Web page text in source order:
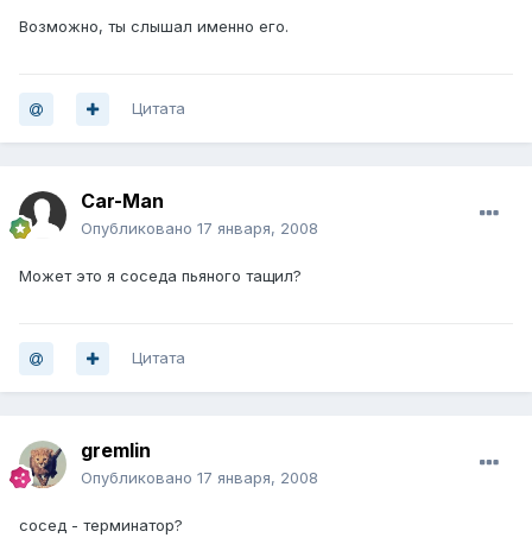
Возможно, ты слышал именно его.
Цитата
Car-Man
Опубликовано 17 января, 2008
Может это я соседа пьяного тащил?
Цитата
gremlin
Опубликовано 17 января, 2008
сосед - терминатор?